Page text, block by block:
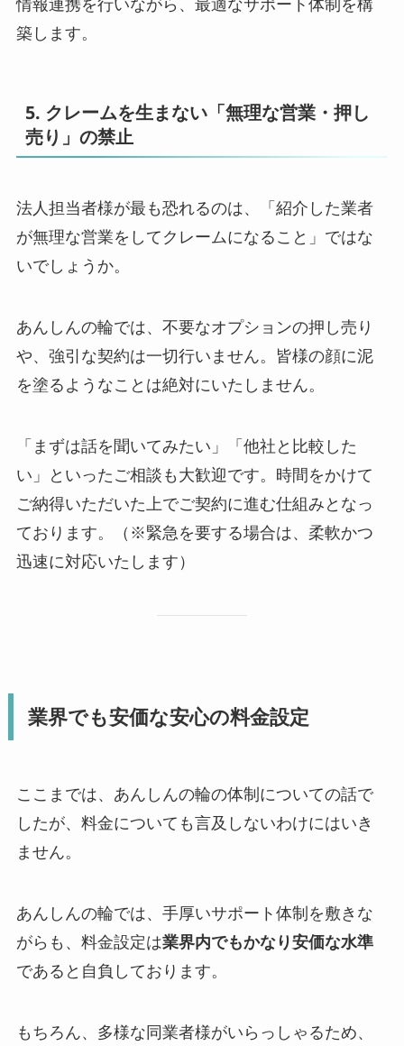
築します。
5. クレームを生まない「無理な営業・押し
売り」の禁止
法人担当者様が最も恐れるのは、「紹介した業者
が無理な営業をしてクレームになること」ではな
いでしょうか。
あんしんの輪では、不要なオプションの押し売り
や、強引な契約は一切行いません。皆様の顔に泥
を塗るようなことは絶対にいたしません。
「まずは話を聞いてみたい」「他社と比較した
い」といったご相談も大歓迎です。時間をかけて
ご納得いただいた上でご契約に進む仕組みとなっ
ております。（※緊急を要する場合は、柔軟かつ
迅速に対応いたします）
業界でも安価な安心の料金設定
ここまでは、あんしんの輪の体制についての話で
したが、料金についても言及しないわけにはいき
ません。
あんしんの輪では、手厚いサポート体制を敷きな
がらも、料金設定は業界内でもかなり安価な水準
であると自負しております。
もちろん、多様な同業者様がいらっしゃるため、